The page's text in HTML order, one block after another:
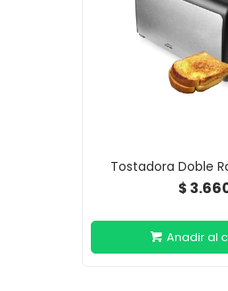
Tostadora Doble
$